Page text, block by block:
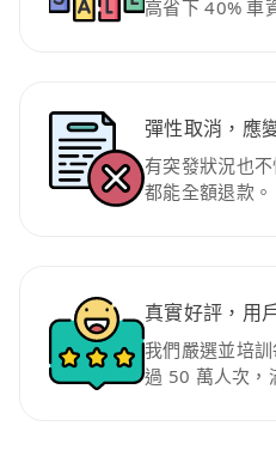
高省下 40% 車
彈性取消，應
有突發狀況也
都能全額退款。
真實好評，用
我們嚴選並培
過 50 萬人次，